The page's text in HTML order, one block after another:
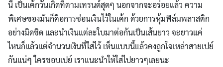
นี้ เป็นเค้กวันเกิดที่ตามเทรนด์สุดๆ นอกจากจะอร่อยแล้ว ความ
พิเศษของมันก็คือการซ่อนเงินไว้ในเค้ก ด้วยการหุ้มฟิล์มพลาสติก
อย่างมิดชิด และนำเงินแต่ละใบมาต่อกันเป็นเส้นยาว จะยาวแค่
ไหนก็แล้วแต่จำนวนเงินที่ใส่ไว้ เห็นแบบนี้แล้วคงถูกใจเหล่าสายเปย์
กันแน่ๆ ใครชอบเปย์ เราแนะนำให้ใส่ไปยาวๆเลยนะ